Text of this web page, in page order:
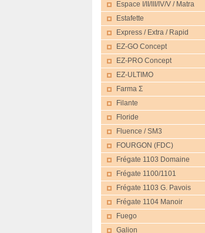
Espace I/II/III/IV/V / Matra
Estafette
Express / Extra / Rapid
EZ-GO Concept
EZ-PRO Concept
EZ-ULTIMO
Farma Σ
Filante
Floride
Fluence / SM3
FOURGON (FDC)
Frégate 1103 Domaine
Frégate 1100/1101
Frégate 1103 G. Pavois
Frégate 1104 Manoir
Fuego
Galion